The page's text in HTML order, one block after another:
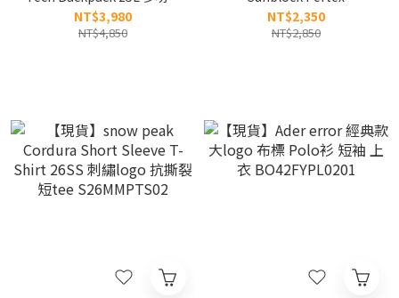
Dual科技後背包
S26ZUFBP31
NT$3,980
NT$4,850
Ultralight Shorts Pertex反
光雪花片短褲
NT$2,350
NT$2,850